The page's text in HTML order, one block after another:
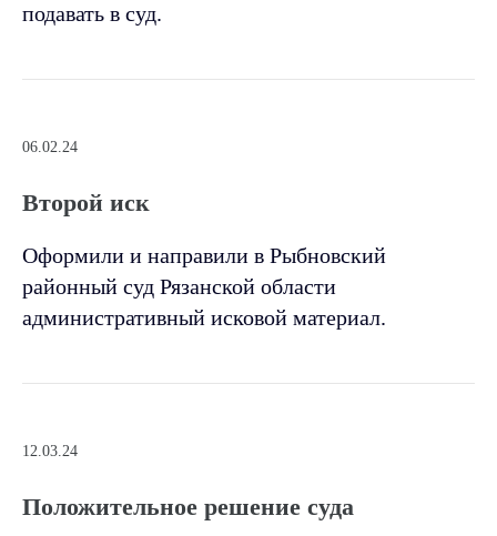
подавать в суд.
06.02.24
Второй иск
Оформили и направили в Рыбновский
районный суд Рязанской области
административный исковой материал.
12.03.24
Положительное решение суда